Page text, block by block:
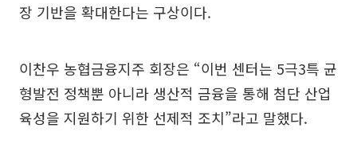
장 기반을 확대한다는 구상이다.
이찬우 농협금융지주 회장은 “이번 센터는 5극3특 균
형발전 정책뿐 아니라 생산적 금융을 통해 첨단 산업
육성을 지원하기 위한 선제적 조치”라고 말했다.